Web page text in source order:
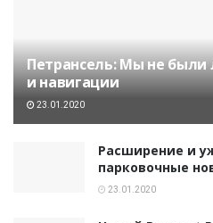
Петрансель: Мы не были
и навигации
23.01.2020
Расширение и
парковочные
23.01.2020